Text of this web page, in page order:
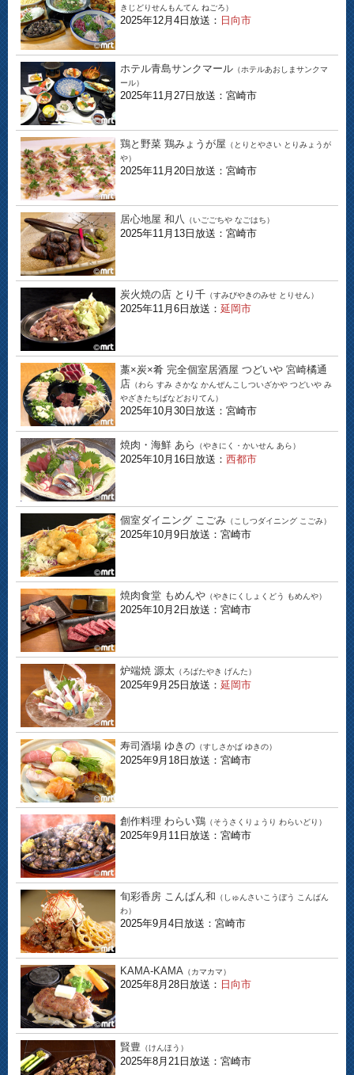
きじどりせんもんてん ねごろ）
2025年12月4日放送： 日向市
ホテル青島サンクマール （ホテルあおしまサンクマ
ール）
2025年11月27日放送：宮崎市
鶏と野菜 鶏みょうが屋 （とりとやさい とりみょうが
や）
2025年11月20日放送：宮崎市
居心地屋 和八 （いごごちや なごはち）
2025年11月13日放送：宮崎市
炭火焼の店 とり千 （すみびやきのみせ とりせん）
2025年11月6日放送： 延岡市
藁×炭×肴 完全個室居酒屋 つどいや 宮崎橘通
店 （わら すみ さかな かんぜんこしついざかや つどいや み
やざきたちばなどおりてん）
2025年10月30日放送：宮崎市
焼肉・海鮮 あら （やきにく・かいせん あら）
2025年10月16日放送： 西都市
個室ダイニング こごみ （こしつダイニング こごみ）
2025年10月9日放送：宮崎市
焼肉食堂 もめんや （やきにくしょくどう もめんや）
2025年10月2日放送：宮崎市
炉端焼 源太 （ろばたやき げんた）
2025年9月25日放送： 延岡市
寿司酒場 ゆきの （すしさかば ゆきの）
2025年9月18日放送：宮崎市
創作料理 わらい鶏 （そうさくりょうり わらいどり）
2025年9月11日放送：宮崎市
旬彩香房 こんばん和 （しゅんさいこうぼう こんばん
わ）
2025年9月4日放送：宮崎市
KAMA-KAMA （カマカマ）
2025年8月28日放送： 日向市
賢豊 （けんほう）
2025年8月21日放送：宮崎市